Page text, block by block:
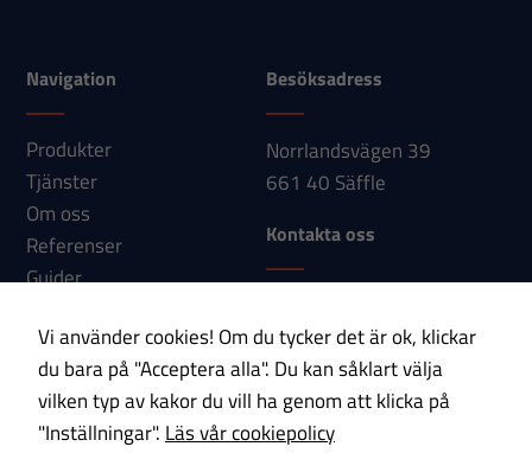
Navigation
Produkter
Tjänster
Om oss
Referenser
Guider
Kontakt
Besöksadress
Norrlandsvägen 39
661 40 Säffle
Kontakta oss
E-post:
info@paab.com
Prenumerera på vårt nyhetsbrev!
Vi använder cookies! Om du tycker det är ok, klickar
du bara på "Acceptera alla". Du kan såklart välja
vilken typ av kakor du vill ha genom att klicka på
"Inställningar". Läs vår cookiepolicy
Nödvändiga
Dessa
cookies går